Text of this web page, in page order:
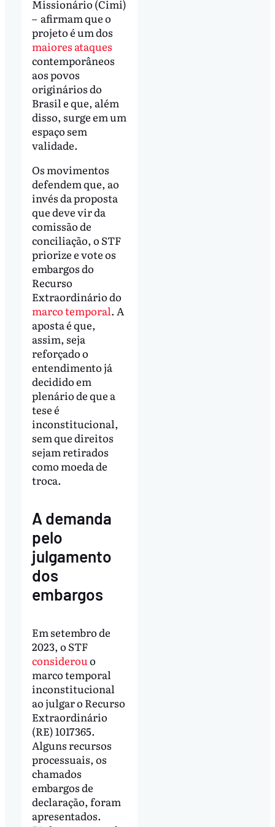
Missionário (Cimi)
– afirmam que o
projeto é um dos
maiores ataques
contemporâneos
aos povos
originários do
Brasil e que, além
disso, surge em um
espaço sem
validade.
Os movimentos
defendem que, ao
invés da proposta
que deve vir da
comissão de
conciliação, o STF
priorize e vote os
embargos do
Recurso
Extraordinário do
marco temporal. A
aposta é que,
assim, seja
reforçado o
entendimento já
decidido em
plenário de que a
tese é
inconstitucional,
sem que direitos
sejam retirados
como moeda de
troca.
A demanda
pelo
julgamento
dos
embargos
Em setembro de
2023, o STF
considerou o
marco temporal
inconstitucional
ao julgar o Recurso
Extraordinário
(RE) 1017365.
Alguns recursos
processuais, os
chamados
embargos de
declaração, foram
apresentados.